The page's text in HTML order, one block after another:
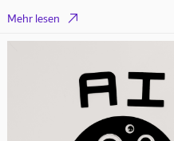
Mehr lesen 